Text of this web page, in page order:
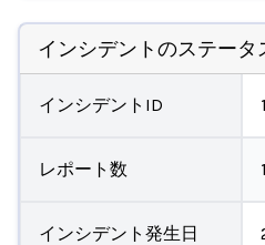
インシデントのステータ
インシデントID
レポート数 1
インシデント発生日